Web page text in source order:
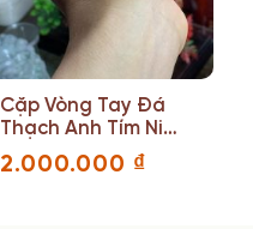
Cặp Vòng Tay Đá
Thạch Anh Tím Ni
54.3 – 57.6(mm)
2.000.000 ₫